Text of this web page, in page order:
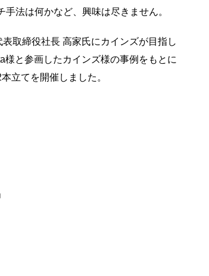
法は何かなど、興味は尽きません。
取締役社長 高家氏にカインズが目指し
と参画したカインズ様の事例をもとに
立てを開催しました。